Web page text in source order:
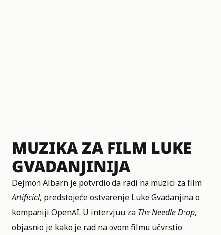
MUZIKA ZA FILM LUKE
GVADANJINIJA
Dejmon Albarn je potvrdio da radi na muzici za film
Artificial, predstojeće ostvarenje Luke Gvadanjina o
kompaniji OpenAI. U intervjuu za The Needle Drop,
objasnio je kako je rad na ovom filmu učvrstio